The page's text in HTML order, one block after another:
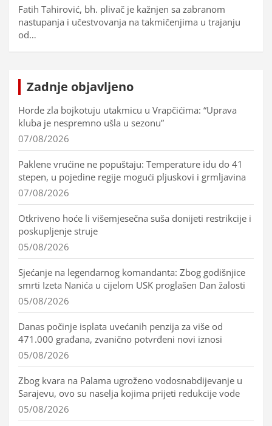
Fatih Tahirović, bh. plivač je kažnjen sa zabranom
nastupanja i učestvovanja na takmičenjima u trajanju
od…
Zadnje objavljeno
Horde zla bojkotuju utakmicu u Vrapčićima: “Uprava
kluba je nespremno ušla u sezonu”
07/08/2026
Paklene vrućine ne popuštaju: Temperature idu do 41
stepen, u pojedine regije mogući pljuskovi i grmljavina
07/08/2026
Otkriveno hoće li višemjesečna suša donijeti restrikcije i
poskupljenje struje
05/08/2026
Sjećanje na legendarnog komandanta: Zbog godišnjice
smrti Izeta Nanića u cijelom USK proglašen Dan žalosti
05/08/2026
Danas počinje isplata uvećanih penzija za više od
471.000 građana, zvanično potvrđeni novi iznosi
05/08/2026
Zbog kvara na Palama ugroženo vodosnabdijevanje u
Sarajevu, ovo su naselja kojima prijeti redukcije vode
05/08/2026